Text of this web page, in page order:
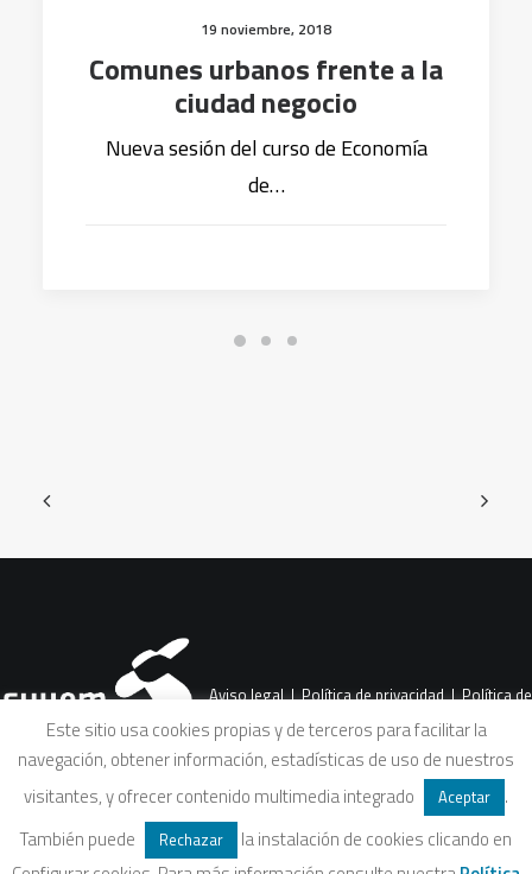
19 noviembre, 2018
Comunes urbanos frente a la
ciudad negocio
Nueva sesión del curso de Economía
de…
Aviso legal|Política de privacidad|Política de
Este sitio usa cookies propias y de terceros para facilitar la
navegación, obtener información, estadísticas de uso de nuestros
visitantes, y ofrecer contenido multimedia integrado
Aceptar
.
También puede
Rechazar
la instalación de cookies clicando en